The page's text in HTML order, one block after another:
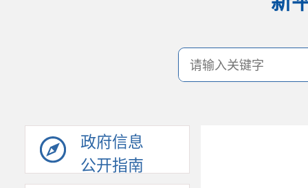
政府信息
公开指南